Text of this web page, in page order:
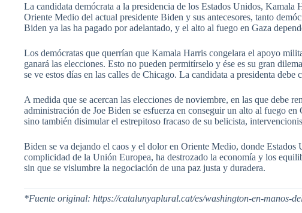
La candidata demócrata a la presidencia de los Estados Unidos, Kamala
Oriente Medio del actual presidente Biden y sus antecesores, tanto
Biden ya las ha pagado por adelantado, y el alto al fuego en Gaza
Los demócratas que querrían que Kamala Harris congelara el apoyo
ganará las elecciones. Esto no pueden permitírselo y ése es su gran
se ve estos días en las calles de Chicago. La candidata a presidenta debe
A medida que se acercan las elecciones de noviembre, en las que debe
administración de Joe Biden se esfuerza en conseguir un alto al fuego
sino también disimular el estrepitoso fracaso de su belicista,
Biden se va dejando el caos y el dolor en Oriente Medio, donde
complicidad de la Unión Europea, ha destrozado la economía y los
sin que se vislumbre la negociación de una paz justa y duradera.
*Fuente original: https://catalunyaplural.cat/es/washington-en-manos-